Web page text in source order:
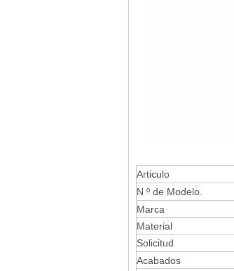
Articulo
N º de Modelo.
Marca
Material
Solicitud
Acabados